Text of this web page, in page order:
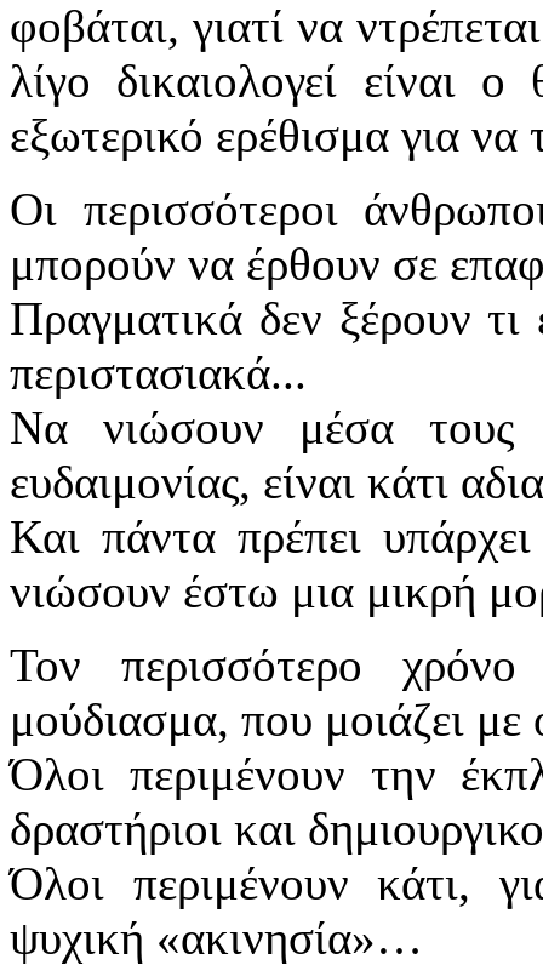
φοβάται, γιατί να
λίγο δικαιολογεί είναι
εξωτερικό ερέθισμα για να
Οι περισσότεροι
μπορούν να έρθουν σε
Πραγματικά δεν ξέρουν
περιστασιακά...
Να νιώσουν μέσα τους
ευδαιμονίας, είναι κάτι
Και πάντα πρέπει
νιώσουν έστω μια μικρή
Τον περισσότερο
μούδιασμα, που μοιάζει
Όλοι περιμένουν την
δραστήριοι και
Όλοι περιμένουν κάτι,
ψυχική «ακινησία»…